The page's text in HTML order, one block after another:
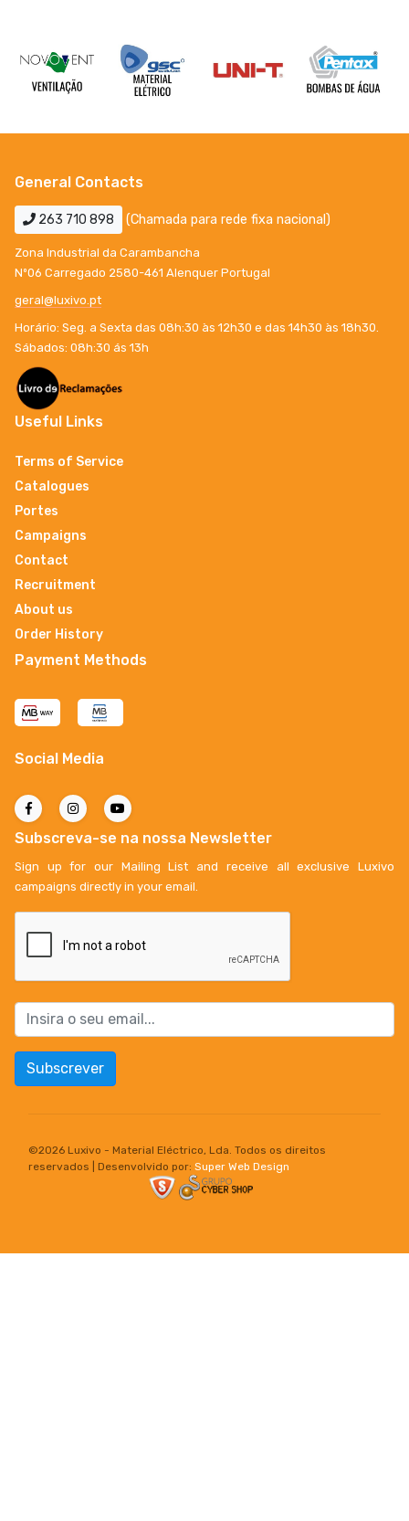
General Contacts
263 710 898 (Chamada para rede fixa nacional)
Zona Industrial da Carambancha
Nº06 Carregado 2580-461 Alenquer Portugal
geral@luxivo.pt
Horário: Seg. a Sexta das 08h:30 às 12h30 e das 14h30 às 18h30.
Sábados: 08h:30 ás 13h
Useful Links
Terms of Service
Catalogues
Portes
Campaigns
Contact
Recruitment
About us
Order History
Payment Methods
Social Media
Subscreva-se na nossa Newsletter
Sign up for our Mailing List and receive all exclusive Luxivo
campaigns directly in your email.
Subscrever
©2026 Luxivo - Material Eléctrico, Lda. Todos os direitos
reservados | Desenvolvido por: Super Web Design